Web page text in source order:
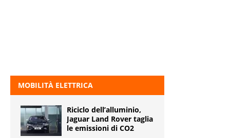
MOBILITÀ ELETTRICA
Riciclo dell’alluminio,
Jaguar Land Rover taglia
le emissioni di CO2